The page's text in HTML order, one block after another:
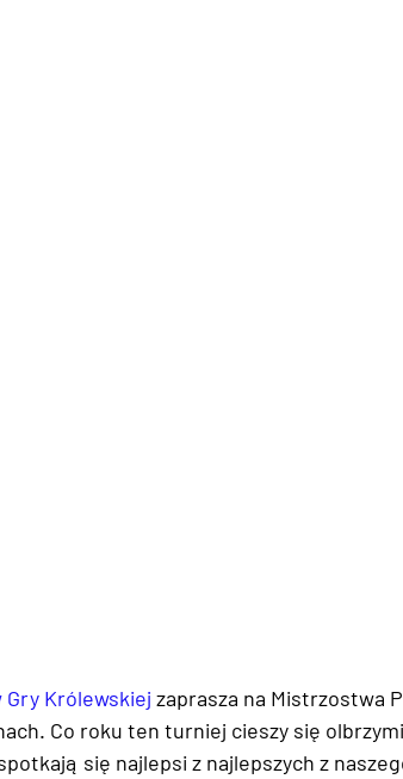
Gry Królewskiej zaprasza na Mistrzostwa
Co roku ten turniej cieszy się
się najlepsi z najlepszych z